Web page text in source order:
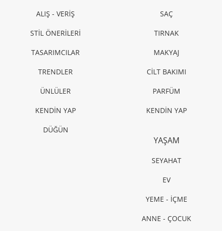
ALIŞ - VERİŞ
STİL ÖNERİLERİ
TASARIMCILAR
TRENDLER
ÜNLÜLER
KENDİN YAP
DÜĞÜN
SAÇ
TIRNAK
MAKYAJ
CİLT BAKIMI
PARFÜM
KENDİN YAP
YAŞAM
SEYAHAT
EV
YEME - İÇME
ANNE - ÇOCUK